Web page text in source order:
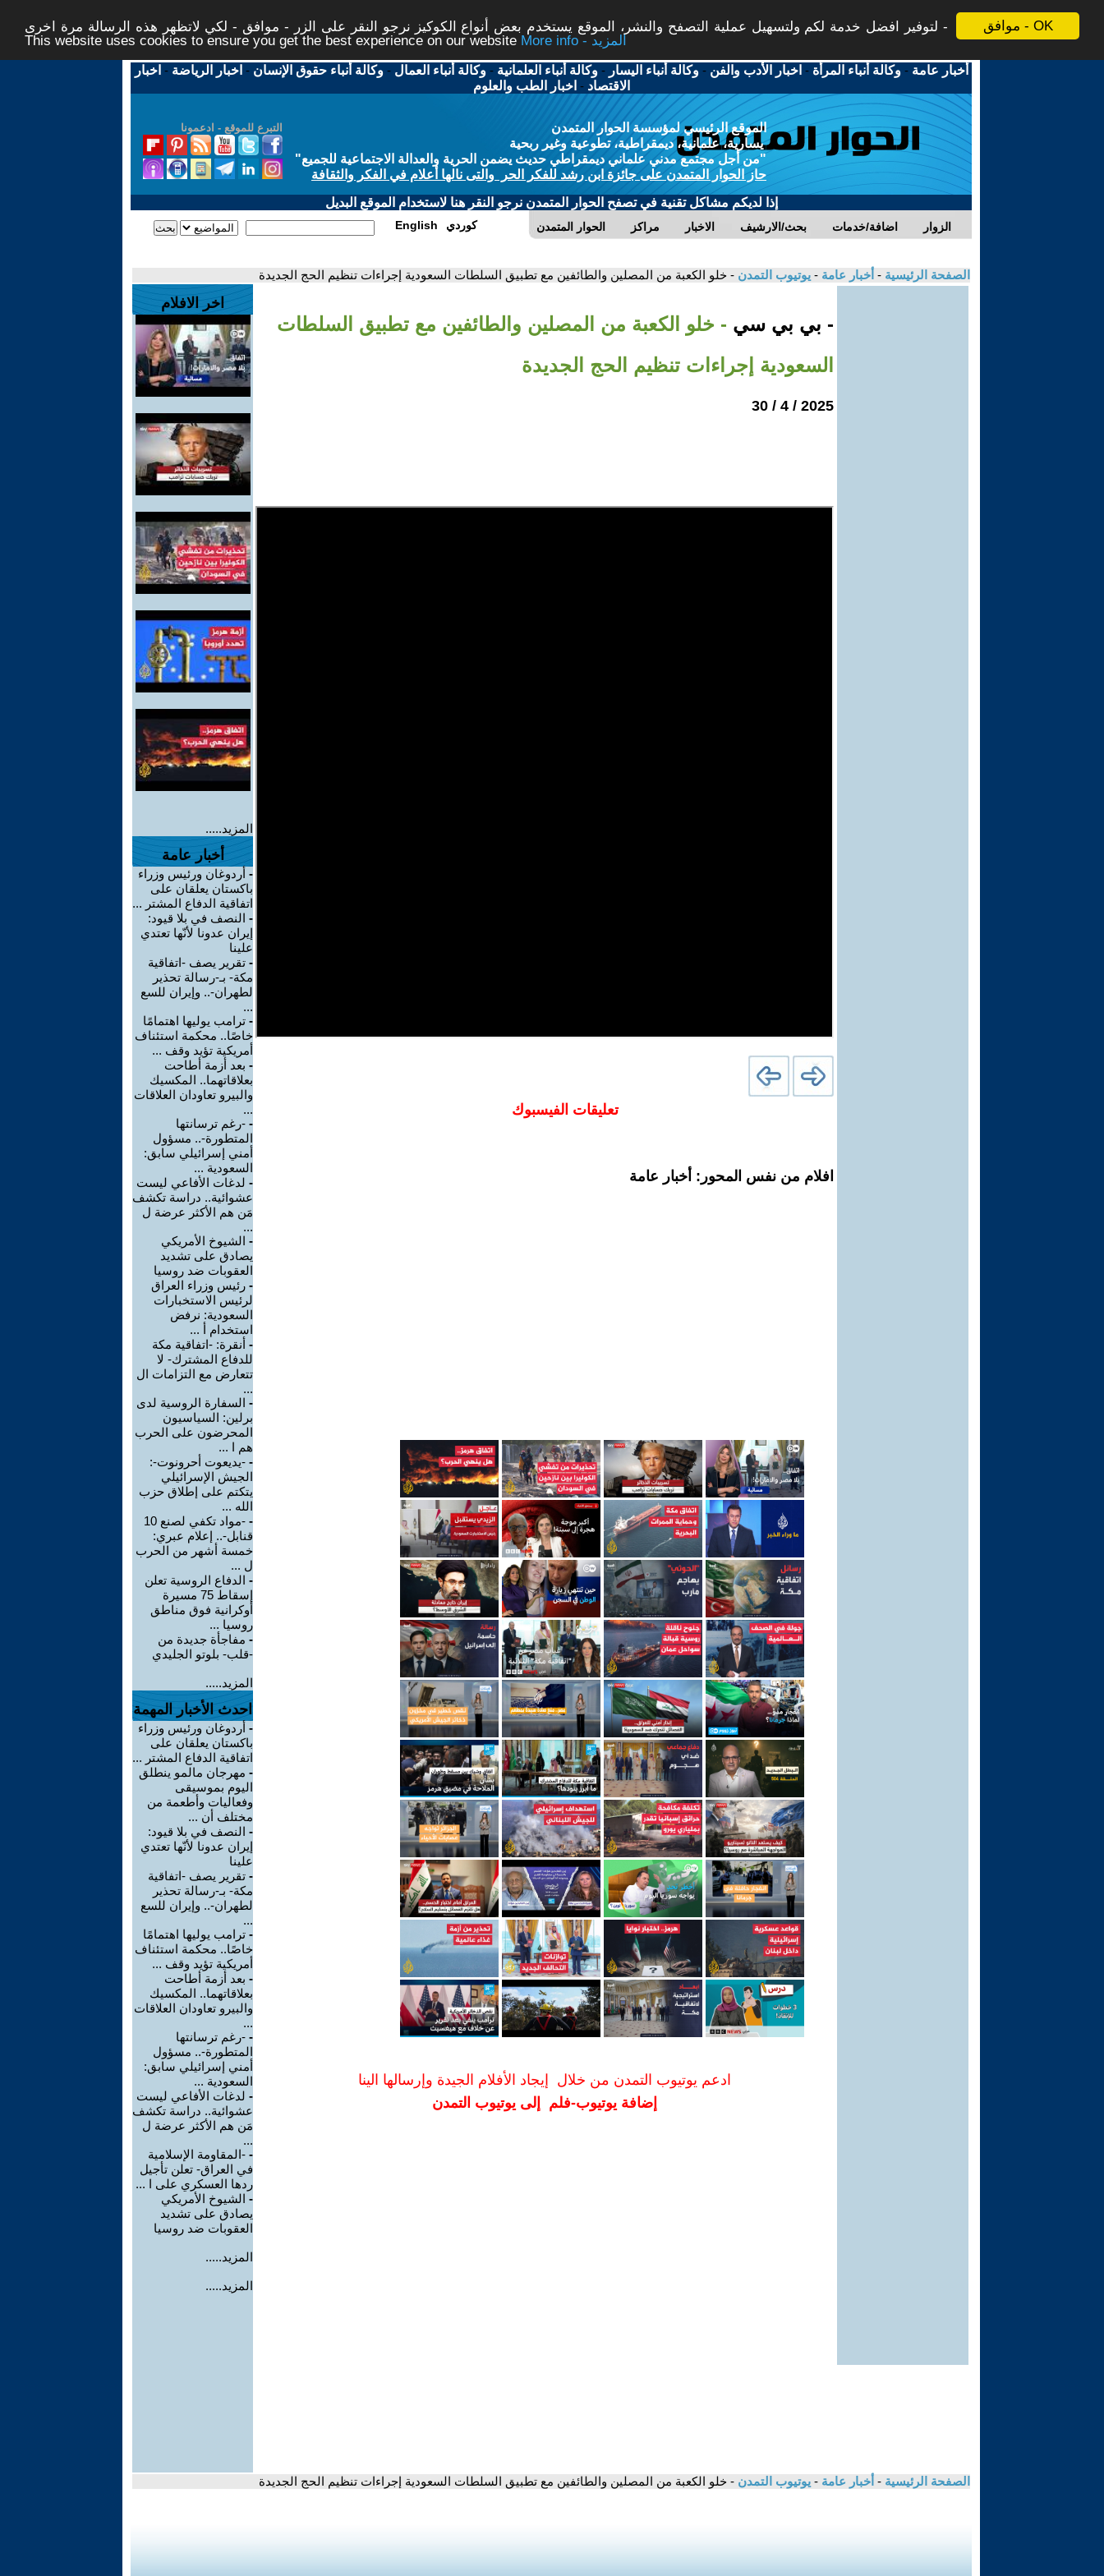
موافق - OK
لتوفير افضل خدمة لكم ولتسهيل عملية التصفح والنشر، الموقع يستخدم بعض أنواع الكوكيز نرجو النقر على الزر - موافق - لكي لاتظهر هذه الرسالة مرة اخرى -
This website uses cookies to ensure you get the best experience on our website
More info - المزيد
أخبار عامة -وكالة أنباء المرأة - اخبار الأدب والفن -وكالة أنباء اليسار -وكالة أنباء العلمانية -وكالة أنباء العمال -وكالة أنباء حقوق الإنسان - اخبار الرياضة - اخبار
الاقتصاد - اخبار الطب والعلوم
التبرع للموقع - ادعمونا
الموقع الرئيسي لمؤسسة الحوار المتمدن
يسارية، علمانية، ديمقراطية، تطوعية وغير ربحية
"من أجل مجتمع مدني علماني ديمقراطي حديث يضمن الحرية والعدالة الاجتماعية للجميع"
حاز الحوار المتمدن على جائزة ابن رشد للفكر الحر والتى نالها أعلام في الفكر والثقافة
إذا لديكم مشاكل تقنية في تصفح الحوار المتمدن نرجو النقر هنا لاستخدام الموقع البديل
الحوار المتمدن مراكز الاخبار بحث/الارشيف اضافة/خدمات الزوار English كوردي
الصفحة الرئيسية - أخبار عامة - يوتيوب التمدن - خلو الكعبة من المصلين والطائفين مع تطبيق السلطات السعودية إجراءات تنظيم الحج الجديدة
- بي بي سي - خلو الكعبة من المصلين والطائفين مع تطبيق السلطات
السعودية إجراءات تنظيم الحج الجديدة
2025 / 4 / 30
تعليقات الفيسبوك
افلام من نفس المحور: أخبار عامة
ادعم يوتيوب التمدن من خلال إيجاد الأفلام الجيدة وإرسالها الينا
إضافة يوتيوب-فلم إلى يوتيوب التمدن
اخر الافلام
المزيد.....
أخبار عامة
- أردوغان ورئيس وزراء
باكستان يعلقان على
اتفاقية الدفاع المشتر ...
- النصف في بلا قيود:
إيران عدونا لأنّها تعتدي
علينا
- تقرير يصف -اتفاقية
مكة- بـ-رسالة تحذير
لطهران-.. وإيران للسع
...
- ترامب يوليها اهتمامًا
خاصًا.. محكمة استئناف
أمريكية تؤيد وقف ...
- بعد أزمة أطاحت
بعلاقاتهما.. المكسيك
والبيرو تعاودان العلاقات
...
- -رغم ترسانتها
المتطورة-.. مسؤول
أمني إسرائيلي سابق:
السعودية ...
- لدغات الأفاعي ليست
عشوائية.. دراسة تكشف
مَن هم الأكثر عرضة ل
...
- الشيوخ الأمريكي
يصادق على تشديد
العقوبات ضد روسيا
- رئيس وزراء العراق
لرئيس الاستخبارات
السعودية: نرفض
استخدام أ ...
- أنقرة: -اتفاقية مكة
للدفاع المشترك- لا
تتعارض مع التزامات ال
...
- السفارة الروسية لدى
برلين: السياسيون
المحرضون على الحرب
هم ا ...
- -يديعوت أحرونوت-:
الجيش الإسرائيلي
يتكتم على إطلاق حزب
الله ...
-
-مواد تكفي لصنع 10
قنابل-.. إعلام عبري:
خمسة أشهر من الحرب
ل ...
- الدفاع الروسية تعلن
إسقاط 75 مسيرة
أوكرانية فوق مناطق
روسيا ...
- مفاجأة جديدة من
-قلب- بلوتو الجليدي
المزيد.....
احدث الأخبار المهمة
- أردوغان ورئيس وزراء
باكستان يعلقان على
اتفاقية الدفاع المشتر ...
- مهرجان مالمو ينطلق
اليوم بموسيقى
وفعاليات وأطعمة من
مختلف أن ...
- النصف في بلا قيود:
إيران عدونا لأنّها تعتدي
علينا
- تقرير يصف -اتفاقية
مكة- بـ-رسالة تحذير
لطهران-.. وإيران للسع
...
- ترامب يوليها اهتمامًا
خاصًا.. محكمة استئناف
أمريكية تؤيد وقف ...
- بعد أزمة أطاحت
بعلاقاتهما.. المكسيك
والبيرو تعاودان العلاقات
...
- -رغم ترسانتها
المتطورة-.. مسؤول
أمني إسرائيلي سابق:
السعودية ...
- لدغات الأفاعي ليست
عشوائية.. دراسة تكشف
مَن هم الأكثر عرضة ل
...
- -المقاومة الإسلامية
في العراق- تعلن تأجيل
ردها العسكري على ا ...
- الشيوخ الأمريكي
يصادق على تشديد
العقوبات ضد روسيا
المزيد.....
المزيد.....
الصفحة الرئيسية - أخبار عامة - يوتيوب التمدن - خلو الكعبة من المصلين والطائفين مع تطبيق السلطات السعودية إجراءات تنظيم الحج الجديدة